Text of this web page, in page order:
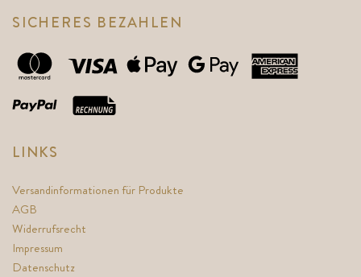
SICHERES BEZAHLEN
LINKS
Versandinformationen für Produkte
AGB
Widerrufsrecht
Impressum
Datenschutz